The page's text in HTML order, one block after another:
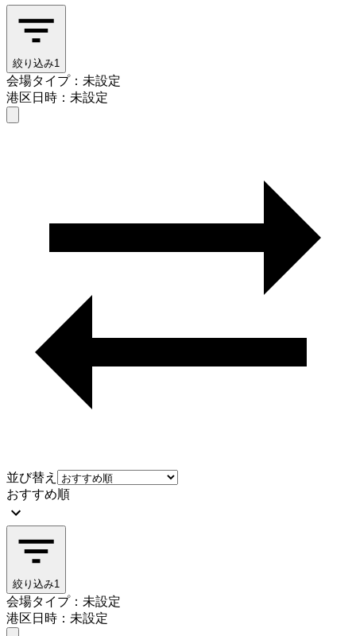
絞り込み1
会場タイプ：未設定
港区日時：未設定
並び替え
おすすめ順
絞り込み1
会場タイプ：未設定
港区日時：未設定